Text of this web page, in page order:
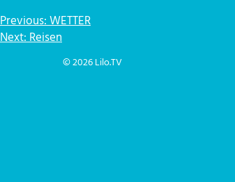
BEITRAGSNAVIGATION
Previous:WETTER
Next:Reisen
© 2026 Lilo.TV